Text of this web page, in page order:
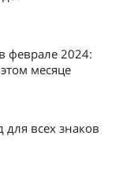
феврале 2024:
месяце
для всех знаков